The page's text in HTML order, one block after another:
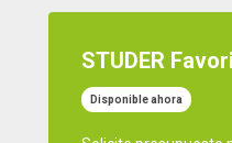
STUDER
Disponible ahora